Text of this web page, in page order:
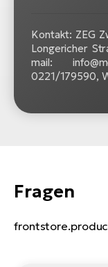
Kontakt: ZEG
Longericher
mail:
0221/179590,
Fragen